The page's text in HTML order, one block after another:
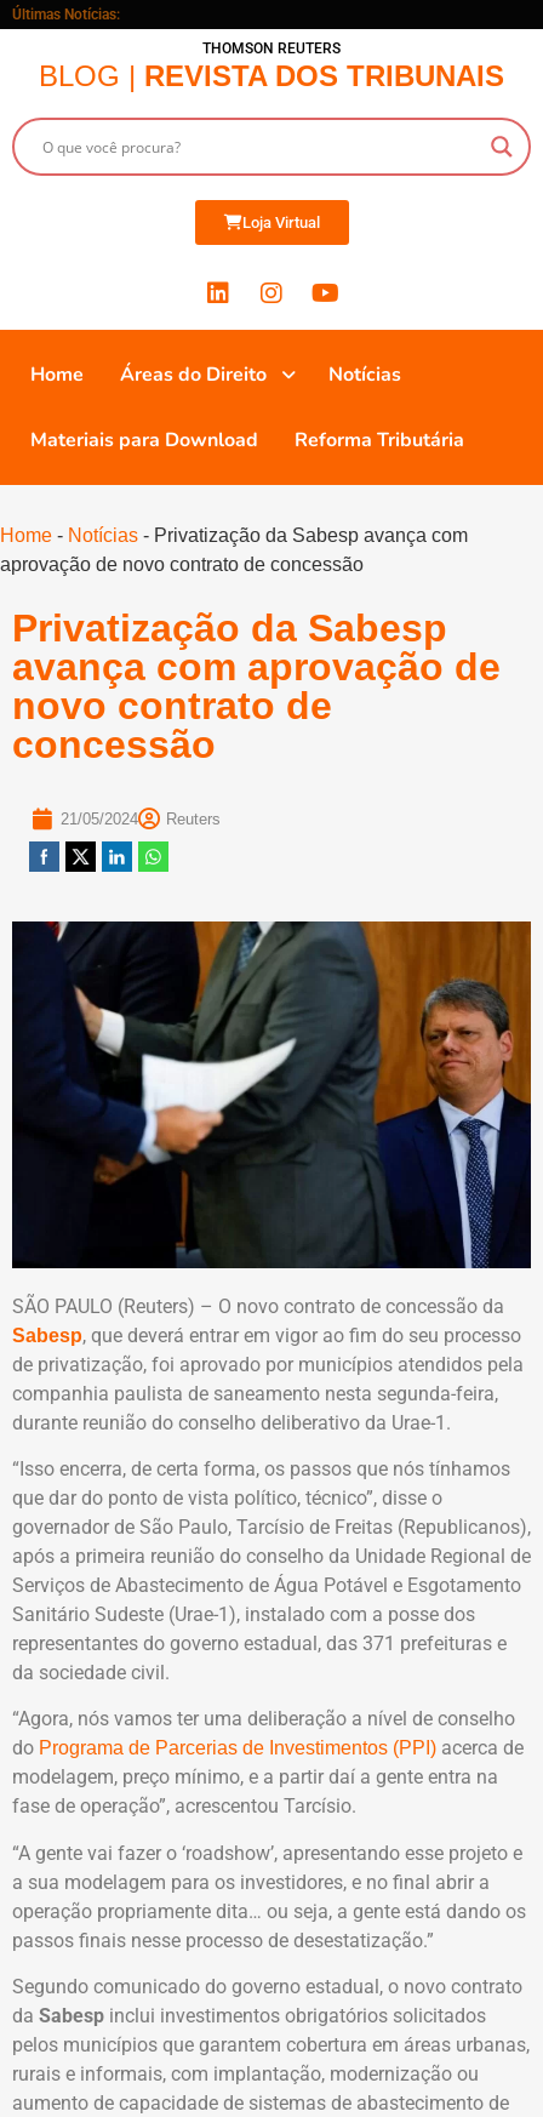
Últimas Notícias:
THOMSON REUTERS
BLOG | REVISTA DOS TRIBUNAIS
Loja Virtual
Home Áreas do Direito Notícias
Materiais para Download Reforma Tributária
Home - Notícias - Privatização da Sabesp avança com
aprovação de novo contrato de concessão
Privatização da Sabesp
avança com aprovação de
novo contrato de
concessão
21/05/2024 Reuters
SÃO PAULO (Reuters) – O novo contrato de concessão da
Sabesp, que deverá entrar em vigor ao fim do seu processo
de privatização, foi aprovado por municípios atendidos pela
companhia paulista de saneamento nesta segunda-feira,
durante reunião do conselho deliberativo da Urae-1.
“Isso encerra, de certa forma, os passos que nós tínhamos
que dar do ponto de vista político, técnico”, disse o
governador de São Paulo, Tarcísio de Freitas (Republicanos),
após a primeira reunião do conselho da Unidade Regional de
Serviços de Abastecimento de Água Potável e Esgotamento
Sanitário Sudeste (Urae-1), instalado com a posse dos
representantes do governo estadual, das 371 prefeituras e
da sociedade civil.
“Agora, nós vamos ter uma deliberação a nível de conselho
do Programa de Parcerias de Investimentos (PPI) acerca de
modelagem, preço mínimo, e a partir daí a gente entra na
fase de operação”, acrescentou Tarcísio.
“A gente vai fazer o ‘roadshow’, apresentando esse projeto e
a sua modelagem para os investidores, e no final abrir a
operação propriamente dita… ou seja, a gente está dando os
passos finais nesse processo de desestatização.”
Segundo comunicado do governo estadual, o novo contrato
da Sabesp inclui investimentos obrigatórios solicitados
pelos municípios que garantem cobertura em áreas urbanas,
rurais e informais, com implantação, modernização ou
aumento de capacidade de sistemas de abastecimento de